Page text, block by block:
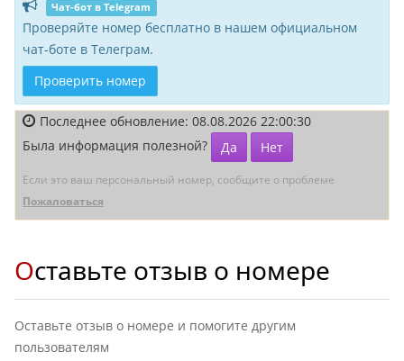
Чат-бот в Telegram
Проверяйте номер бесплатно в нашем официальном
чат-боте в Телеграм.
Проверить номер
Последнее обновление: 08.08.2026 22:00:30
Была информация полезной?
Да Нет
Если это ваш персональный номер, сообщите о проблеме
Пожаловаться
Оставьте отзыв о номере
Оставьте отзыв о номере и помогите другим
пользователям